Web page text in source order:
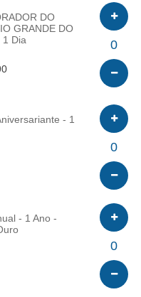
DO
GRANDE DO
1 Dia
0
- 1
0
- 1 Ano -
0